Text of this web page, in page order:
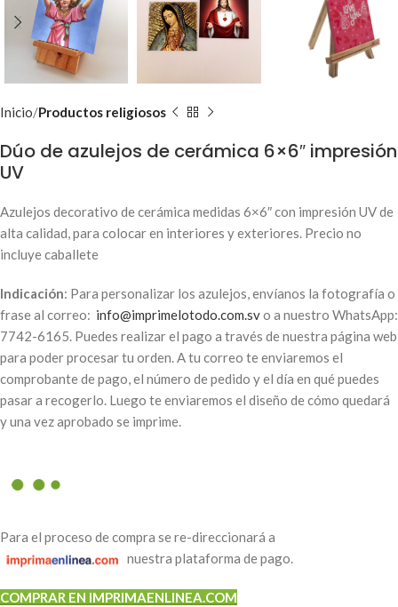
Inicio Productos religiosos
Dúo de azulejos de cerámica 6×6″ impresión
UV
Azulejos decorativo de cerámica medidas 6×6″ con impresión UV de
alta calidad, para colocar en interiores y exteriores. Precio no
incluye caballete
Indicación: Para personalizar los azulejos, envíanos la fotografía o
frase al correo: info@imprimelotodo.com.svo a nuestro WhatsApp:
7742-6165. Puedes realizar el pago a través de nuestra página web
para poder procesar tu orden. A tu correo te enviaremos el
comprobante de pago, el número de pedido y el día en qué puedes
pasar a recogerlo. Luego te enviaremos el diseño de cómo quedará
y una vez aprobado se imprime.
Para el proceso de compra se re-direccionará a
nuestra plataforma de pago.
COMPRAR EN IMPRIMAENLINEA.COM